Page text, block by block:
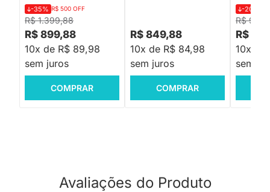
R$ 1.399,88
-35% R$ 500 OFF
R$ 899,88
10x de R$ 89,98
sem juros
COMPRAR
R$ 849,88
10x de R$ 84,98
sem juros
COMPRAR
R$
-20%
R$
10x de
sem
Avaliações do Produto